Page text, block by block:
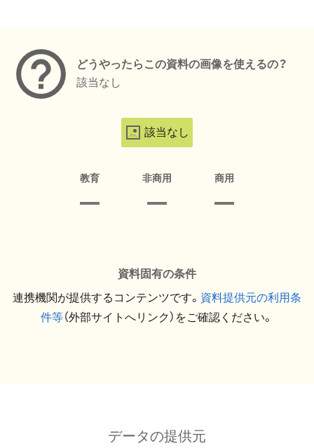
どうやったらこの資料の画像を使えるの？
該当なし
該当なし
教育 非商用 商用
資料固有の条件
連携機関が提供するコンテンツです。 資料提供元の利用条
件等（外部サイトへリンク）をご確認ください。
データの提供元